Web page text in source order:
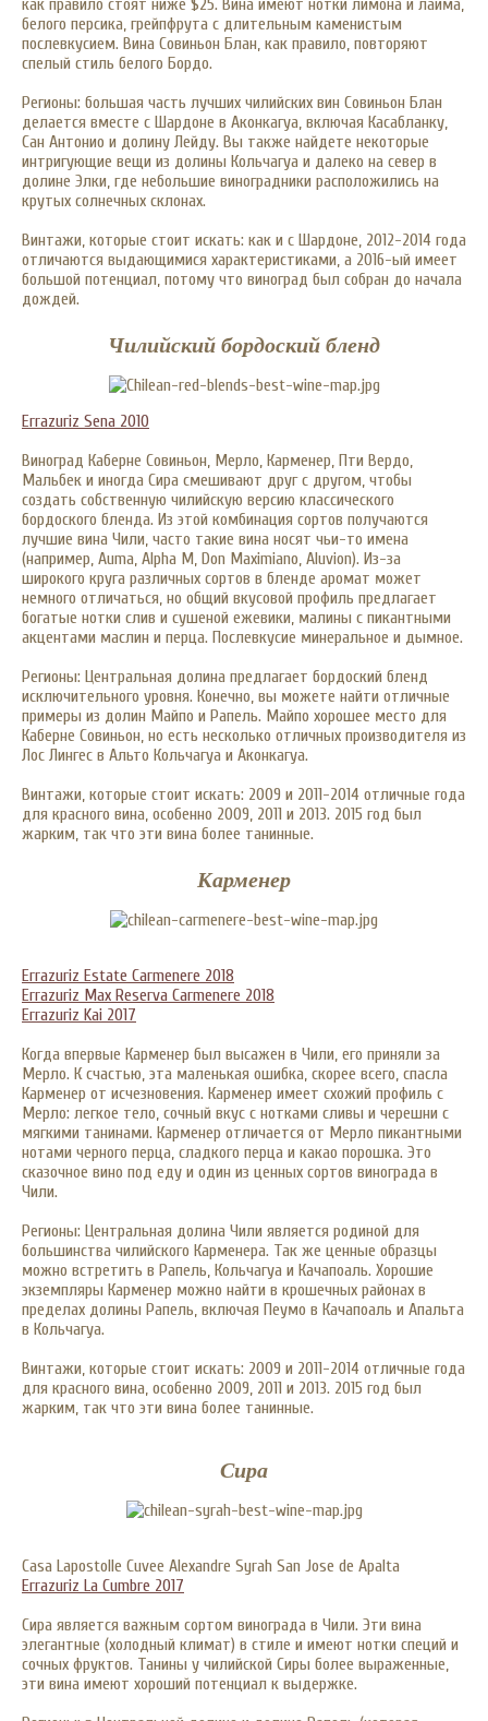
как правило стоят ниже $25. Вина имеют нотки лимона и лайма,
белого персика, грейпфрута с длительным каменистым
послевкусием. Вина Совиньон Блан, как правило, повторяют
спелый стиль белого Бордо.
Регионы: большая часть лучших чилийских вин Совиньон Блан
делается вместе с Шардоне в Аконкагуа, включая Касабланку,
Сан Антонио и долину Лейду. Вы также найдете некоторые
интригующие вещи из долины Кольчагуа и далеко на север в
долине Элки, где небольшие виноградники расположились на
крутых солнечных склонах.
Винтажи, которые стоит искать: как и с Шардоне, 2012-2014 года
отличаются выдающимися характеристиками, а 2016-ый имеет
большой потенциал, потому что виноград был собран до начала
дождей.
Чилийский бордоский бленд
Errazuriz Sena 2010
Виноград Каберне Совиньон, Мерло, Карменер, Пти Вердо,
Мальбек и иногда Сира смешивают друг с другом, чтобы
создать собственную чилийскую версию классического
бордоского бленда. Из этой комбинация сортов получаются
лучшие вина Чили, часто такие вина носят чьи-то имена
(например, Auma, Alpha M, Don Maximiano, Aluvion). Из-за
широкого круга различных сортов в бленде аромат может
немного отличаться, но общий вкусовой профиль предлагает
богатые нотки слив и сушеной ежевики, малины с пикантными
акцентами маслин и перца. Послевкусие минеральное и дымное.
Регионы: Центральная долина предлагает бордоский бленд
исключительного уровня. Конечно, вы можете найти отличные
примеры из долин Майпо и Рапель. Майпо хорошее место для
Каберне Совиньон, но есть несколько отличных производителя из
Лос Лингес в Альто Кольчагуа и Аконкагуа.
Винтажи, которые стоит искать: 2009 и 2011-2014 отличные года
для красного вина, особенно 2009, 2011 и 2013. 2015 год был
жарким, так что эти вина более танинные.
Карменер
Errazuriz Estate Carmenere 2018
Errazuriz Max Reserva Carmenere 2018
Errazuriz Kai 2017
Когда впервые Карменер был высажен в Чили, его приняли за
Мерло. К счастью, эта маленькая ошибка, скорее всего, спасла
Карменер от исчезновения. Карменер имеет схожий профиль с
Мерло: легкое тело, сочный вкус с нотками сливы и черешни с
мягкими танинами. Карменер отличается от Мерло пикантными
нотами черного перца, сладкого перца и какао порошка. Это
сказочное вино под еду и один из ценных сортов винограда в
Чили.
Регионы: Центральная долина Чили является родиной для
большинства чилийского Карменера. Так же ценные образцы
можно встретить в Рапель, Кольчагуа и Качапоаль. Хорошие
экземпляры Карменер можно найти в крошечных районах в
пределах долины Рапель, включая Пеумо в Качапоаль и Апальта
в Кольчагуа.
Винтажи, которые стоит искать: 2009 и 2011-2014 отличные года
для красного вина, особенно 2009, 2011 и 2013. 2015 год был
жарким, так что эти вина более танинные.
Сира
Casa Lapostolle Cuvee Alexandre Syrah San Jose de Apalta
Errazuriz La Cumbre 2017
Сира является важным сортом винограда в Чили. Эти вина
элегантные (холодный климат) в стиле и имеют нотки специй и
сочных фруктов. Танины у чилийской Сиры более выраженные,
эти вина имеют хороший потенциал к выдержке.